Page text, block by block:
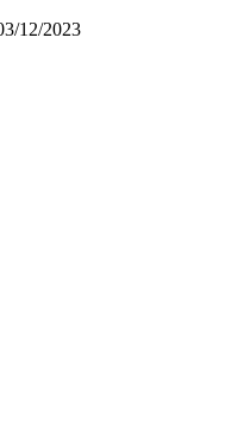
12/2023